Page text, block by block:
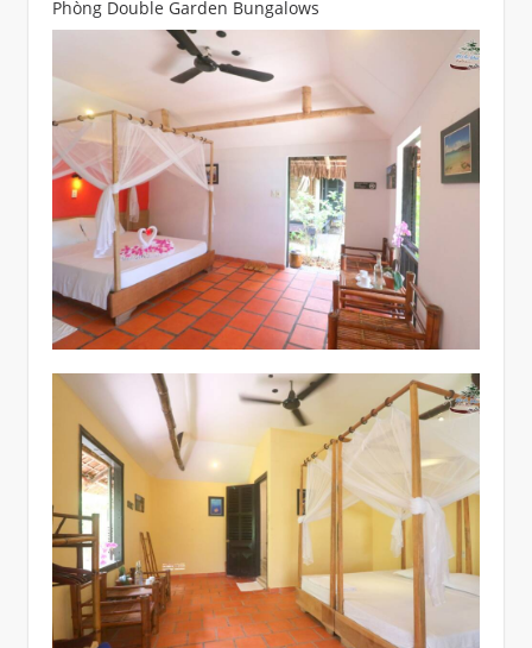
Phòng Double Garden Bungalows